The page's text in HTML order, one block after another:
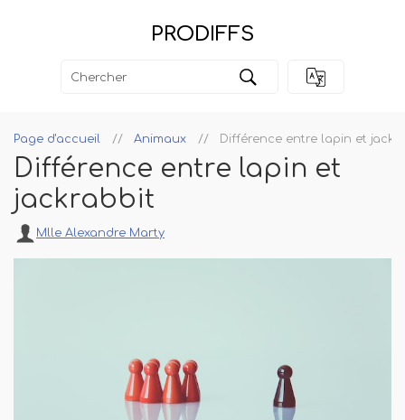
PRODIFFS
Page d'accueil Animaux Différence entre lapin et
Différence entre lapin et
jackrabbit
Mlle Alexandre Marty